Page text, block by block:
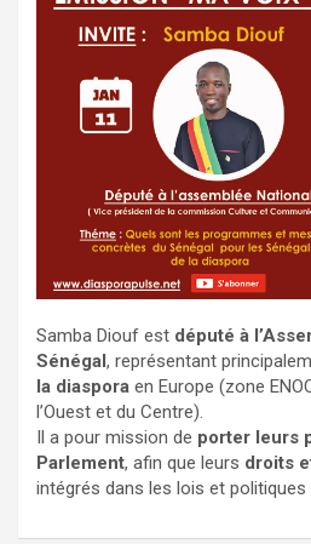
Samba Diouf est député à
Sénégal, représentant
la diaspora en Europe (zone
l’Ouest et du Centre).
Il a pour mission de porter leurs
Parlement, afin que leurs droits
intégrés dans les lois et politiques